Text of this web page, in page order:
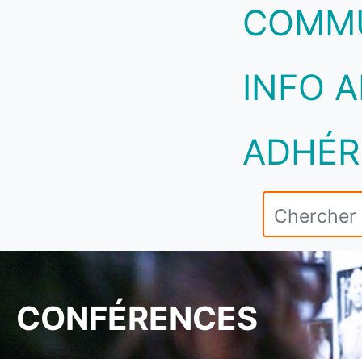
INFO
CONFÉRENCES